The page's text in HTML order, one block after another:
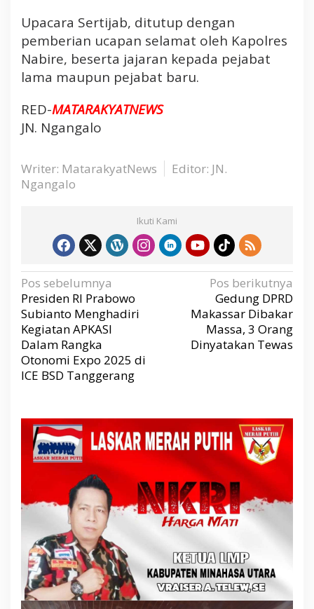
Upacara Sertijab, ditutup dengan
pemberian ucapan selamat oleh Kapolres
Nabire, beserta jajaran kepada pejabat
lama maupun pejabat baru.
RED-MATARAKYATNEWS
JN. Ngangalo
Writer: MatarakyatNews
Editor: JN.
Ngangalo
Ikuti Kami
N
a
v
i
g
a
s
i
p
o
s
Pos sebelumnya
Presiden RI Prabowo
Subianto Menghadiri
Kegiatan APKASI
Dalam Rangka
Otonomi Expo 2025 di
ICE BSD Tanggerang
Pos berikutnya
Gedung DPRD
Makassar Dibakar
Massa, 3 Orang
Dinyatakan Tewas